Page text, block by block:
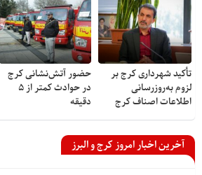
تأکید شهرداری کرج بر
لزوم به‌روزرسانی
اطلاعات اصناف کرج
حضور آتش‌نشانی کرج
در حوادث کمتر از ۵
دقیقه
آخرین اخبار امروز کرج و البرز